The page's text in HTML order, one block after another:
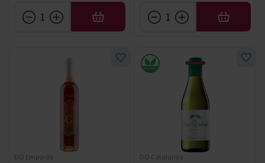
AÑADIR AÑADIR
DO Empordà DO Catalunya